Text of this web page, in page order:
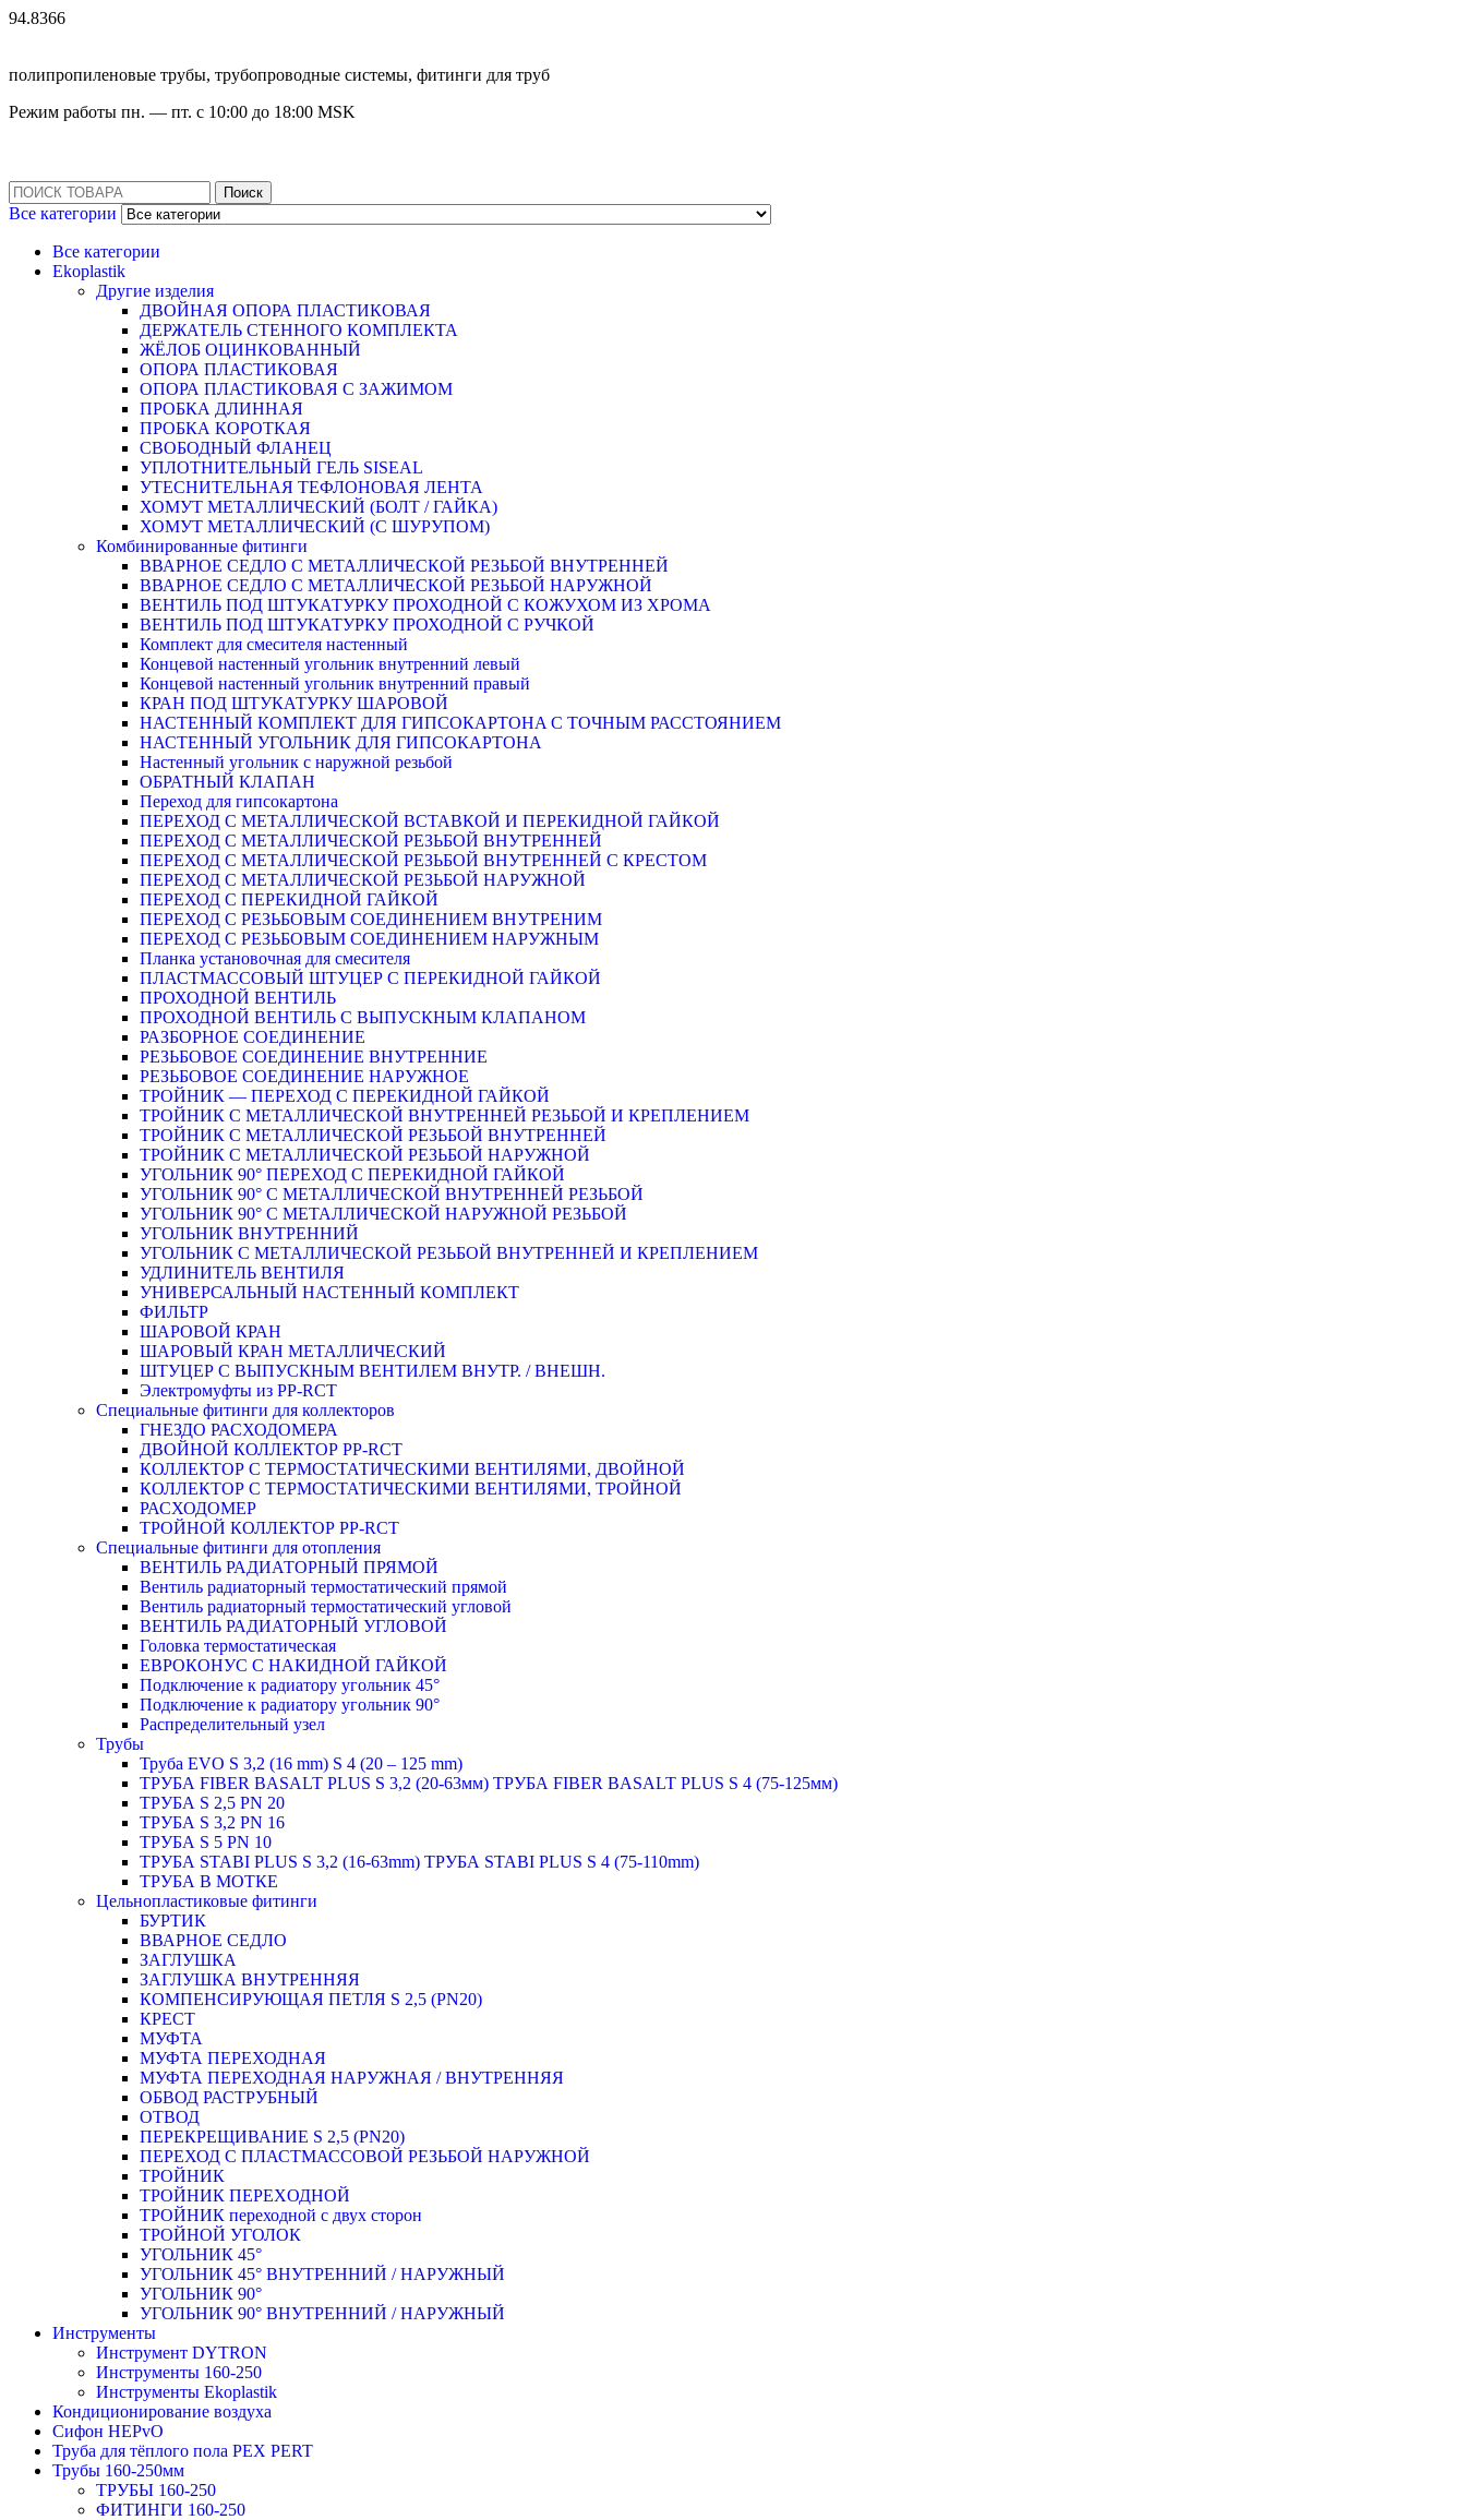
94.8366
полипропиленовые трубы, трубопроводные системы, фитинги для труб
Режим работы пн. — пт. с 10:00 до 18:00 MSK
Поиск
Все категории
Все категории
Ekoplastik
Другие изделия
ДВОЙНАЯ ОПОРА ПЛАСТИКОВАЯ
ДЕРЖАТЕЛЬ СТЕННОГО КОМПЛЕКТА
ЖЁЛОБ ОЦИНКОВАННЫЙ
ОПОРА ПЛАСТИКОВАЯ
ОПОРА ПЛАСТИКОВАЯ С ЗАЖИМОМ
ПРОБКА ДЛИННАЯ
ПРОБКА КОРОТКАЯ
СВОБОДНЫЙ ФЛАНЕЦ
УПЛОТНИТЕЛЬНЫЙ ГЕЛЬ SISEAL
УТЕСНИТЕЛЬНАЯ ТЕФЛОНОВАЯ ЛЕНТА
ХОМУТ МЕТАЛЛИЧЕСКИЙ (БОЛТ / ГАЙКА)
ХОМУТ МЕТАЛЛИЧЕСКИЙ (С ШУРУПОМ)
Комбинированные фитинги
ВВАРНОЕ СЕДЛО С МЕТАЛЛИЧЕСКОЙ РЕЗЬБОЙ ВНУТРЕННЕЙ
ВВАРНОЕ СЕДЛО С МЕТАЛЛИЧЕСКОЙ РЕЗЬБОЙ НАРУЖНОЙ
ВЕНТИЛЬ ПОД ШТУКАТУРКУ ПРОХОДНОЙ С КОЖУХОМ ИЗ ХРОМА
ВЕНТИЛЬ ПОД ШТУКАТУРКУ ПРОХОДНОЙ С РУЧКОЙ
Комплект для смесителя настенный
Концевой настенный угольник внутренний левый
Концевой настенный угольник внутренний правый
КРАН ПОД ШТУКАТУРКУ ШАРОВОЙ
НАСТЕННЫЙ КОМПЛЕКТ ДЛЯ ГИПСОКАРТОНA С ТОЧНЫМ РАССТОЯНИЕМ
НАСТЕННЫЙ УГОЛЬНИК ДЛЯ ГИПСОКАРТОНА
Настенный угольник с наружной резьбой
ОБРАТНЫЙ КЛАПАН
Переход для гипсокартона
ПЕРЕХОД С МЕТАЛЛИЧЕСКОЙ ВСТАВКОЙ И ПЕРЕКИДНОЙ ГАЙКОЙ
ПЕРЕХОД С МЕТАЛЛИЧЕСКОЙ РЕЗЬБОЙ ВНУТРЕННЕЙ
ПЕРЕХОД С МЕТАЛЛИЧЕСКОЙ РЕЗЬБОЙ ВНУТРЕННЕЙ С КРЕСТОМ
ПЕРЕХОД С МЕТАЛЛИЧЕСКОЙ РЕЗЬБОЙ НАРУЖНОЙ
ПЕРЕХОД С ПЕРЕКИДНОЙ ГАЙКОЙ
ПЕРЕХОД С РЕЗЬБОВЫМ СОЕДИНЕНИЕМ ВНУТРЕНИМ
ПЕРЕХОД С РЕЗЬБОВЫМ СОЕДИНЕНИЕМ НАРУЖНЫМ
Планка установочная для смесителя
ПЛАСТМАССОВЫЙ ШТУЦЕР С ПЕРЕКИДНОЙ ГАЙКОЙ
ПРОХОДНОЙ ВЕНТИЛЬ
ПРОХОДНОЙ ВЕНТИЛЬ С ВЫПУСКНЫМ КЛАПАНОМ
РАЗБОРНОЕ СОЕДИНЕНИЕ
РЕЗЬБОВОЕ СОЕДИНЕНИЕ ВНУТРЕННИЕ
РЕЗЬБОВОЕ СОЕДИНЕНИЕ НАРУЖНОЕ
ТРОЙНИК — ПЕРЕХОД С ПЕРЕКИДНОЙ ГАЙКОЙ
ТРОЙНИК С МЕТАЛЛИЧЕСКОЙ ВНУТРЕННЕЙ РЕЗЬБОЙ И КРЕПЛЕНИЕМ
ТРОЙНИК С МЕТАЛЛИЧЕСКОЙ РЕЗЬБОЙ ВНУТРЕННЕЙ
ТРОЙНИК С МЕТАЛЛИЧЕСКОЙ РЕЗЬБОЙ НАРУЖНОЙ
УГОЛЬНИК 90° ПЕРЕХОД С ПЕРЕКИДНОЙ ГАЙКОЙ
УГОЛЬНИК 90° С МЕТАЛЛИЧЕСКОЙ ВНУТРЕННEЙ РЕЗЬБОЙ
УГОЛЬНИК 90° С МЕТАЛЛИЧЕСКОЙ НАРУЖНОЙ РЕЗЬБОЙ
УГОЛЬНИК ВНУТРЕННИЙ
УГОЛЬНИК С МЕТАЛЛИЧЕСКОЙ РЕЗЬБОЙ ВНУТРЕННЕЙ И КРЕПЛЕНИЕМ
УДЛИНИТЕЛЬ ВЕНТИЛЯ
УНИВЕРСАЛЬНЫЙ НАСТЕННЫЙ КОМПЛЕКТ
ФИЛЬТР
ШАРОВОЙ КРАН
ШАРОВЫЙ КРАН МЕТАЛЛИЧЕСКИЙ
ШТУЦЕР С ВЫПУСКНЫМ ВЕНТИЛЕМ ВНУТР. / ВНЕШН.
Электромуфты из PP-RCT
Специальные фитинги для коллекторов
ГНЕЗДО РАСХОДОМЕРА
ДВОЙНОЙ КОЛЛЕКТОР PP-RCT
КОЛЛЕКТОР С ТЕРМОСТАТИЧЕСКИМИ ВЕНТИЛЯМИ, ДВОЙНОЙ
КОЛЛЕКТОР С ТЕРМОСТАТИЧЕСКИМИ ВЕНТИЛЯМИ, ТРОЙНОЙ
РАСХОДОМЕР
ТРОЙНОЙ КОЛЛЕКТОР PP-RCT
Специальные фитинги для отопления
ВЕНТИЛЬ РАДИАТОРНЫЙ ПРЯМОЙ
Вентиль радиаторный термостатический прямой
Вентиль радиаторный термостатический угловой
ВЕНТИЛЬ РАДИАТОРНЫЙ УГЛОВОЙ
Головка термостатическая
ЕВРОКОНУС С НАКИДНОЙ ГАЙКОЙ
Подключение к радиатору угольник 45°
Подключение к радиатору угольник 90°
Распределительный узел
Трубы
Труба EVO S 3,2 (16 mm) S 4 (20 – 125 mm)
ТРУБА FIBER BASALT PLUS S 3,2 (20-63мм) ТРУБА FIBER BASALT PLUS S 4 (75-125мм)
ТРУБА S 2,5 PN 20
ТРУБА S 3,2 PN 16
ТРУБА S 5 PN 10
ТРУБА STABI PLUS S 3,2 (16-63mm) ТРУБА STABI PLUS S 4 (75-110mm)
ТРУБА В МОТКЕ
Цельнопластиковые фитинги
БУРТИК
ВВАРНОЕ СЕДЛО
ЗАГЛУШКА
ЗАГЛУШКА ВНУТРЕННЯЯ
КОМПЕНСИРУЮЩАЯ ПЕТЛЯ S 2,5 (PN20)
КРЕСТ
МУФТА
МУФТА ПЕРЕХОДНАЯ
МУФТА ПЕРЕХОДНАЯ НАРУЖНАЯ / ВНУТРЕННЯЯ
ОБВОД РАСТРУБНЫЙ
ОТВОД
ПЕРЕКРЕЩИВАНИЕ S 2,5 (PN20)
ПЕРЕХОД С ПЛАСТМАССОВОЙ РЕЗЬБОЙ НАРУЖНОЙ
ТРОЙНИК
ТРОЙНИК ПЕРЕXОДНОЙ
ТРОЙНИК переходной с двух сторон
ТРОЙНОЙ УГОЛОК
УГОЛЬНИК 45°
УГОЛЬНИК 45° ВНУТРЕННИЙ / НАРУЖНЫЙ
УГОЛЬНИК 90°
УГОЛЬНИК 90° ВНУТРЕННИЙ / НАРУЖНЫЙ
Инструменты
Инструмент DYTRON
Инструменты 160-250
Инструменты Ekoplastik
Кондиционирование воздуха
Сифон HEPvO
Труба для тёплого пола PEX PERT
Трубы 160-250мм
ТРУБЫ 160-250
ФИТИНГИ 160-250